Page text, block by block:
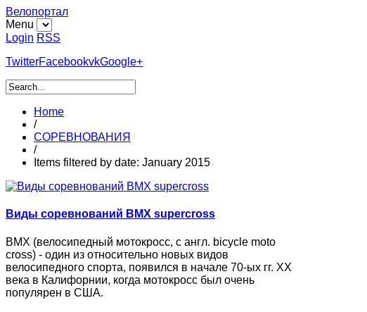
Велопортал
Menu
Login RSS
TwitterFacebookvkGoogle+
Home
/
СОРЕВНОВАНИЯ
/
Items filtered by date: January 2015
Виды соревнований BMX supercross
BMX (велосипедный мотокросс, с англ. bicycle moto
cross) - один из относительно новых видов
велосипедного спорта, появился в начале 70-ых гг. ХХ
века в Калифорнии, когда мотокросс был очень
популярен в США.